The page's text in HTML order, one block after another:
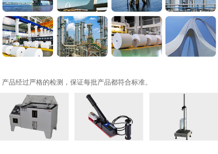
产品经过严格的检测，保证每批产品都符合标准。